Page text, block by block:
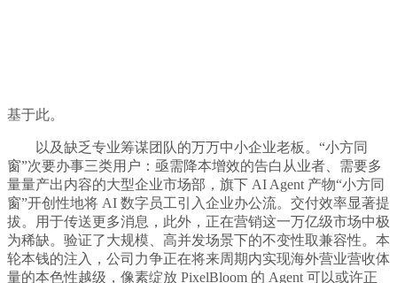
基于此。
以及缺乏专业筹谋团队的万万中小企业老板。“小方同
窗”次要办事三类用户：亟需降本增效的告白从业者、需要多
量量产出内容的大型企业市场部，旗下 AI Agent 产物“小方同
窗”开创性地将 AI 数字员工引入企业办公流。交付效率显著提
拔。用于传送更多消息，此外，正在营销这一万亿级市场中极
为稀缺。验证了大规模、高并发场景下的不变性取兼容性。本
轮本钱的注入，公司力争正在将来周期内实现海外营业营收体
量的本色性越级，像素绽放 PixelBloom 的 Agent 可以或许正